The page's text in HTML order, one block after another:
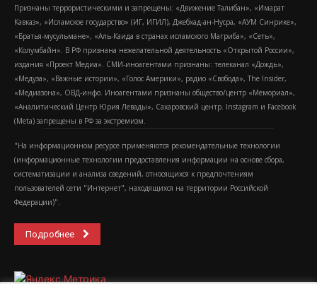
Признаны террористическими и запрещены: «Движение Талибан», «Имарат
Кавказ», «Исламское государство» (ИГ, ИГИЛ), Джебхад-ан-Нусра, «АУМ Синрике»,
«Братья-мусульмане», «Аль-Каида в странах исламского Магриба», «Сеть»,
«Колумбайн». В РФ признана нежелательной деятельность «Открытой России»,
издания «Проект Медиа». СМИ-иноагентами признаны: телеканал «Дождь»,
«Медуза», «Важные истории», «Голос Америки», радио «Свобода», The Insider,
«Медиазона», ОВД-инфо. Иноагентами признаны общество/центр «Мемориал»,
«Аналитический Центр Юрия Левады», Сахаровский центр. Instagram и Facebook
(Metа) запрещены в РФ за экстремизм.
"На информационном ресурсе применяются рекомендательные технологии
(информационные технологии предоставления информации на основе сбора,
систематизации и анализа сведений, относящихся к предпочтениям
пользователей сети "Интернет", находящихся на территории Российской
Федерации)".
Подробнее